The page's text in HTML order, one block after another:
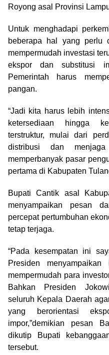
Royong asal Provinsi
Untuk menghadapi
beberapa hal yang perlu
mempermudah investasi
ekspor dan substitusi
Pemerintah harus
pangan.
“Jadi kita harus lebih
ketersediaan hingga
terstruktur, mulai dari
distribusi dan
memperbanyak pasar
pertama di Kabupaten
Bupati Cantik asal
menyampaikan pesan
percepat pertumbuhan
tetap terjaga.
“Pada kesempatan ini
Presiden
mempermudah para
Bahkan Presiden
seluruh Kepala Daerah
yang berorientasi
impor,”demikian pesan
dikutip Bupati
tersebut.